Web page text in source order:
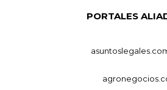
PORTALES